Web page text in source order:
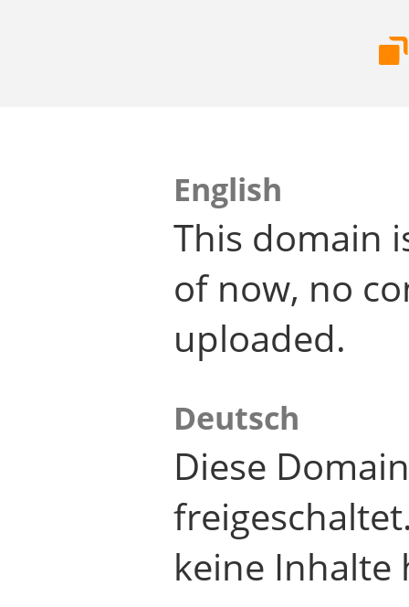
English
This domain
of now, no
uploaded.
Deutsch
Diese
keine Inhalte